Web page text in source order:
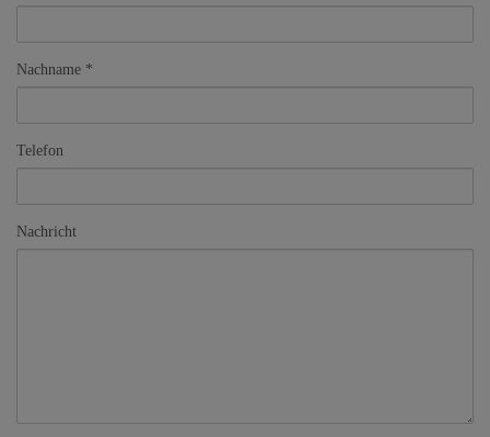
Nachname
Telefon
Nachricht